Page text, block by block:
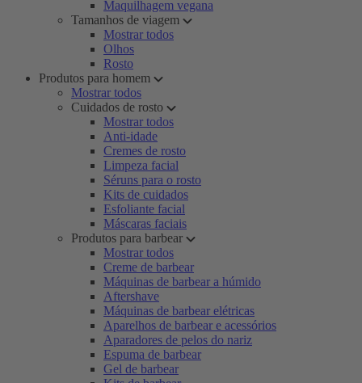
Maquilhagem vegana
Tamanhos de viagem
Mostrar todos
Olhos
Rosto
Produtos para homem
Mostrar todos
Cuidados de rosto
Mostrar todos
Anti-idade
Cremes de rosto
Limpeza facial
Séruns para o rosto
Kits de cuidados
Esfoliante facial
Máscaras faciais
Produtos para barbear
Mostrar todos
Creme de barbear
Máquinas de barbear a húmido
Aftershave
Máquinas de barbear elétricas
Aparelhos de barbear e acessórios
Aparadores de pelos do nariz
Espuma de barbear
Gel de barbear